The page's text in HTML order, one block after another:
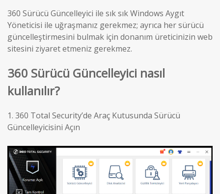
360 Sürücü Güncelleyici ile sık sık Windows Aygıt
Yöneticisi ile uğraşmanız gerekmez; ayrıca her sürücü
güncelleştirmesini bulmak için donanım üreticinizin web
sitesini ziyaret etmeniz gerekmez.
360 Sürücü Güncelleyici nasıl
kullanılır?
1. 360 Total Security’de Araç Kutusunda Sürücü
Güncelleyicisini Açın